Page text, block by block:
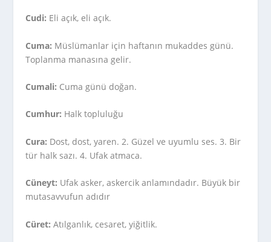
Cudi: Eli açık, eli açık.
Cuma: Müslümanlar için haftanın mukaddes günü.
Toplanma manasına gelir.
Cumali: Cuma günü doğan.
Cumhur: Halk topluluğu
Cura: Dost, dost, yaren. 2. Güzel ve uyumlu ses. 3. Bir
tür halk sazı. 4. Ufak atmaca.
Cüneyt: Ufak asker, askercik anlamındadır. Büyük bir
mutasavvufun adıdır
Cüret: Atılganlık, cesaret, yiğitlik.